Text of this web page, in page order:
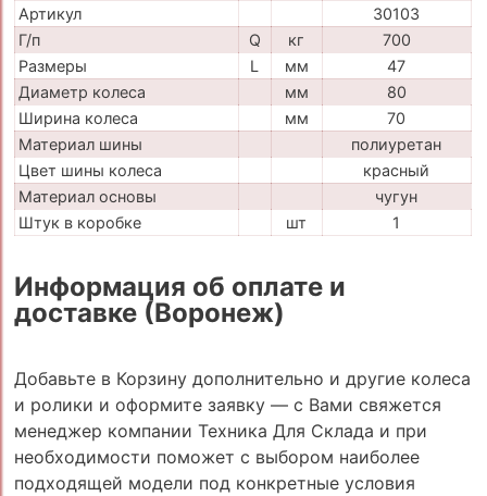
Артикул
30103
Г/п
Q кг
700
Размеры
L мм
47
Диаметр колеса
мм
80
Ширина колеса
мм
70
Материал шины
полиуретан
Цвет шины колеса
красный
Материал основы
чугун
Штук в коробке
шт 1
Информация об оплате и
доставке (Воронеж)
Добавьте в Корзину дополнительно и другие колеса
и ролики и оформите заявку — с Вами свяжется
менеджер компании Техника Для Склада и при
необходимости поможет с выбором наиболее
подходящей модели под конкретные условия